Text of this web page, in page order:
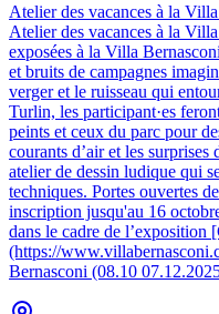
Atelier des vacances à la
Atelier des vacances à la
exposées à la Villa
et bruits de campagnes
verger et le ruisseau qui
Turlin, les participant·es
peints et ceux du parc pour
courants d’air et les
atelier de dessin ludique qui
techniques. Portes ouvertes
inscription jusqu'au 16
dans le cadre de l’exposition
(https://
Bernasconi (08.10